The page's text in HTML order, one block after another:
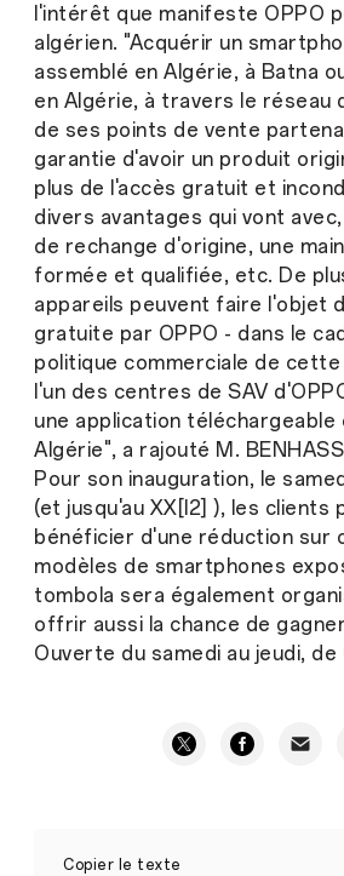
l'intérêt que manifeste OPPO
algérien. "Acquérir un
assemblé en Algérie, à Batna
en Algérie, à travers le réseau
de ses points de vente
garantie d'avoir un produit
plus de l'accès gratuit et
divers avantages qui vont
de rechange d'origine, une
formée et qualifiée, etc. De
appareils peuvent faire l'objet
gratuite par OPPO - dans le
politique commerciale de
l'un des centres de SAV
une application téléchargeable
Algérie", a rajouté M.
Pour son inauguration, le
(et jusqu'au XX[l2] ), les clients
bénéficier d'une réduction sur
modèles de smartphones
tombola sera également
offrir aussi la chance de
Ouverte du samedi au jeudi,
Copier le texte